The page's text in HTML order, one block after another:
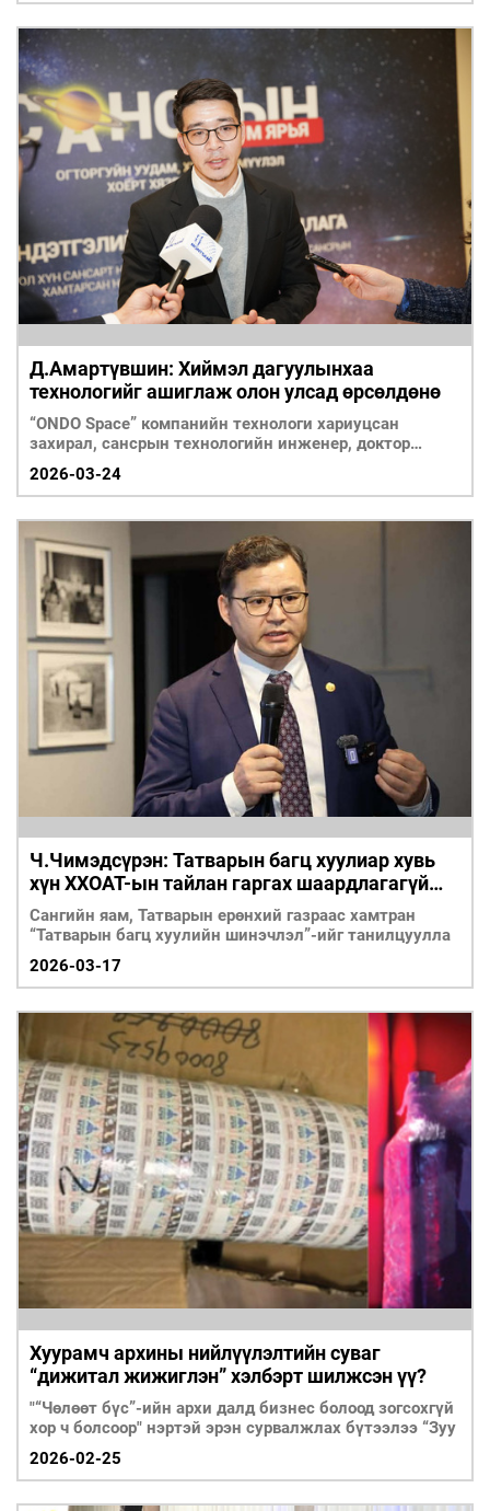
Д.Амартүвшин: Хиймэл дагуулынхаа
технологийг ашиглаж олон улсад өрсөлдөнө
“ONDO Space” компанийн технологи хариуцсан
захирал, сансрын технологийн инженер, доктор
Д.Амартүвшинийг урьж ярилцав.
2026-03-24
Ч.Чимэдсүрэн: Татварын багц хуулиар хувь
хүн ХХОАТ-ын тайлан гаргах шаардлагагүй
болно
Сангийн яам, Татварын ерөнхий газраас хамтран
“Татварын багц хуулийн шинэчлэл”-ийг танилцуулла
2026-03-17
Хуурамч архины нийлүүлэлтийн суваг
“дижитал жижиглэн” хэлбэрт шилжсэн үү?
"“Чөлөөт бүс”-ийн архи далд бизнес болоод зогсохгүй
хор ч болсоор" нэртэй эрэн сурвалжлах бүтээлээ “Зуу
2026-02-25